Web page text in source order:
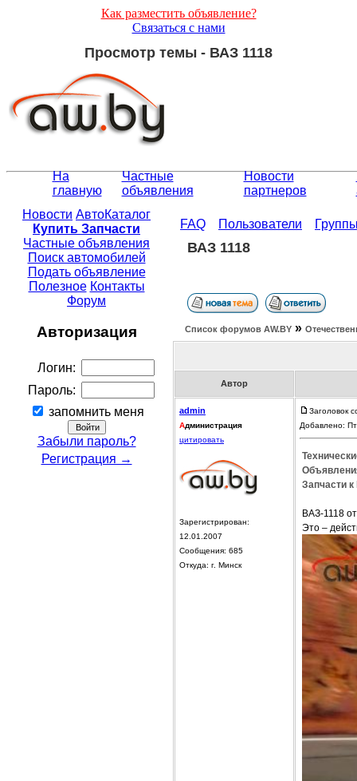
Как разместить объявление?
Связаться с нами
Просмотр темы - ВАЗ 1118
На
главную
Частные
объявления
Новости
партнеров
Новости АвтоКаталог
Купить Запчасти
Частные объявления
Поиск автомобилей
Подать объявление
Полезное Контакты
Форум
Авторизация
Логин:
Пароль:
запомнить меня
Забыли пароль?
Регистрация →
FAQ Пользователи
ВАЗ 1118
Список форумов АW.BY »
Автор
admin
Администрация
цитировать
Зарегистрирован:
12.01.2007
Сообщения: 685
Откуда: г. Минск
Заголовок
Добавлено:
Запчасти
ВАЗ-1118
Это –